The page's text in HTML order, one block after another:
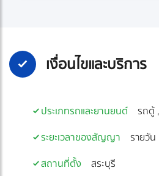
เงื่อนไขและบริการ
ประเภทรถและยานยนต์ รถตู้
ระยะเวลาของสัญญา
รายวัน
สถานที่ตั้ง
สระบุรี